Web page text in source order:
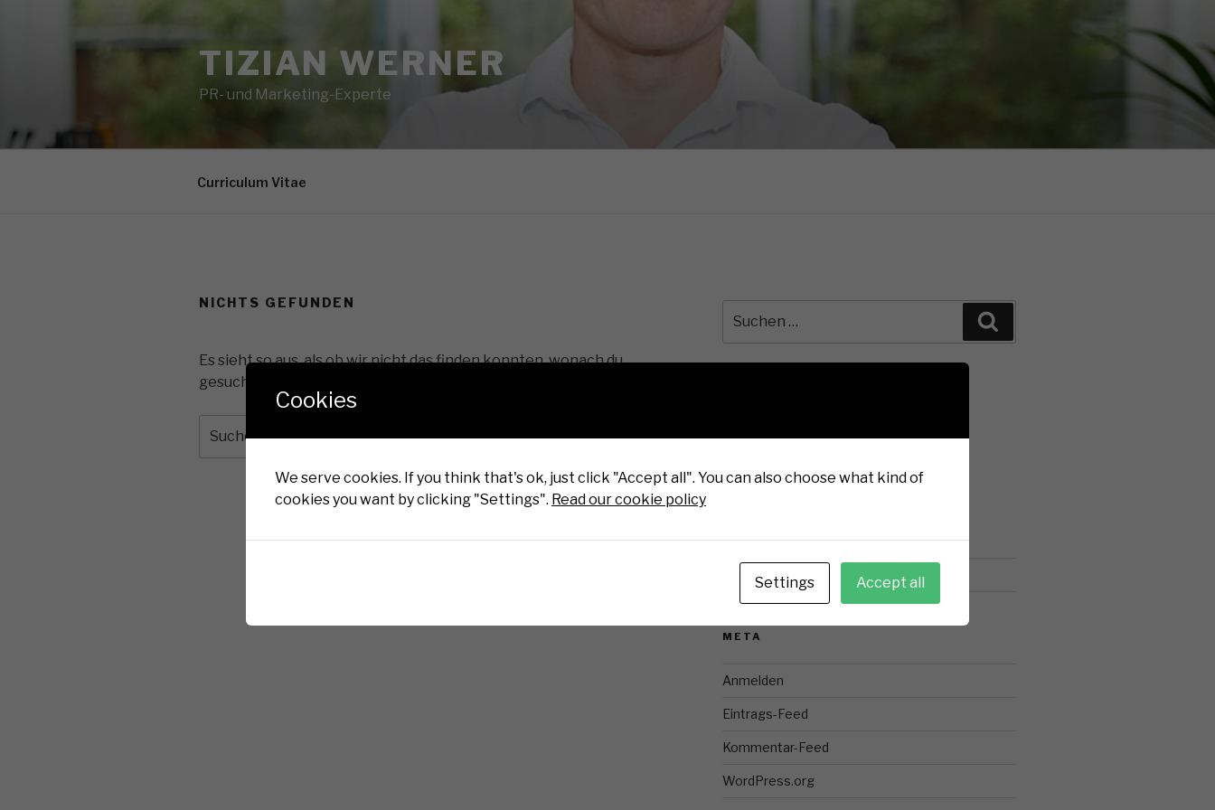
TIZIAN WERNER
PR- und Marketing-Experte
Curriculum Vitae
NICHTS GEFUNDEN
Es sieht so aus, als ob wir nicht das finden konnten, wonach du
gesucht hast. Möglicherweise hilft eine Suche.
nach:
Suchen
nach:
Keine Kategorien
META
Anmelden
Eintrags-Feed
Kommentar-Feed
WordPress.org
Cookies
We serve cookies. If you think that's ok, just click "Accept all". You can also choose what kind of
cookies you want by clicking "Settings". Read our cookie policy
Settings Accept all